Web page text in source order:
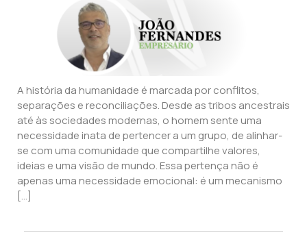
A história da humanidade é marcada por conflitos,
separações e reconciliações. Desde as tribos ancestrais
até às sociedades modernas, o homem sente uma
necessidade inata de pertencer a um grupo, de alinhar-
se com uma comunidade que compartilhe valores,
ideias e uma visão de mundo. Essa pertença não é
apenas uma necessidade emocional: é um mecanismo
[…]